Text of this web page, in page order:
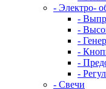
- Электро-
-
-
-
-
-
-
- Свечи